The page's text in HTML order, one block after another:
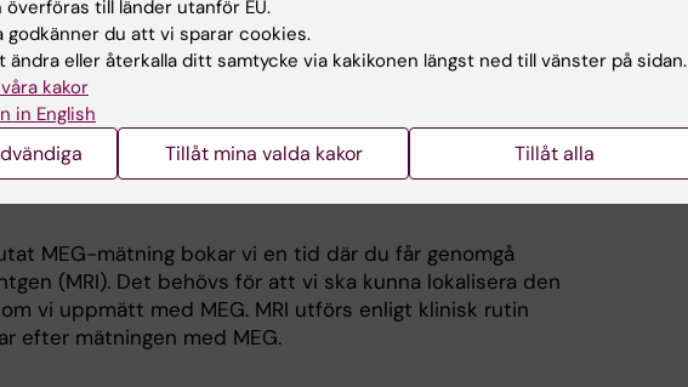
som produceras vid MEG är mycket stor och tar
tid att analysera. Därför kommer vi tyvärr inte att kunna
resultatet av mätningen. Vi delar såklart gärna med oss av
med analyser på gruppnivå, mot slutet av
MEG-mätning bokar vi en tid där du får genomgå
(MRI). Det behövs för att vi ska kunna lokalisera den
vi uppmätt med MEG. MRI utförs enligt klinisk rutin
efter mätningen med MEG.
till länder utanför EU.
godkänner du att vi sparar cookies.
ändra eller återkalla ditt samtycke via kakikonen längst ned till vänster på sidan.
kakor
in English
Tillåt mina valda kakor Tillåt alla